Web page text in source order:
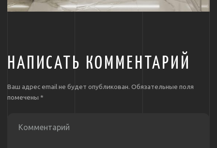
НАПИСАТЬ КОММЕНТАРИЙ
Ваш адрес email не будет опубликован. Обязательные поля
помечены *